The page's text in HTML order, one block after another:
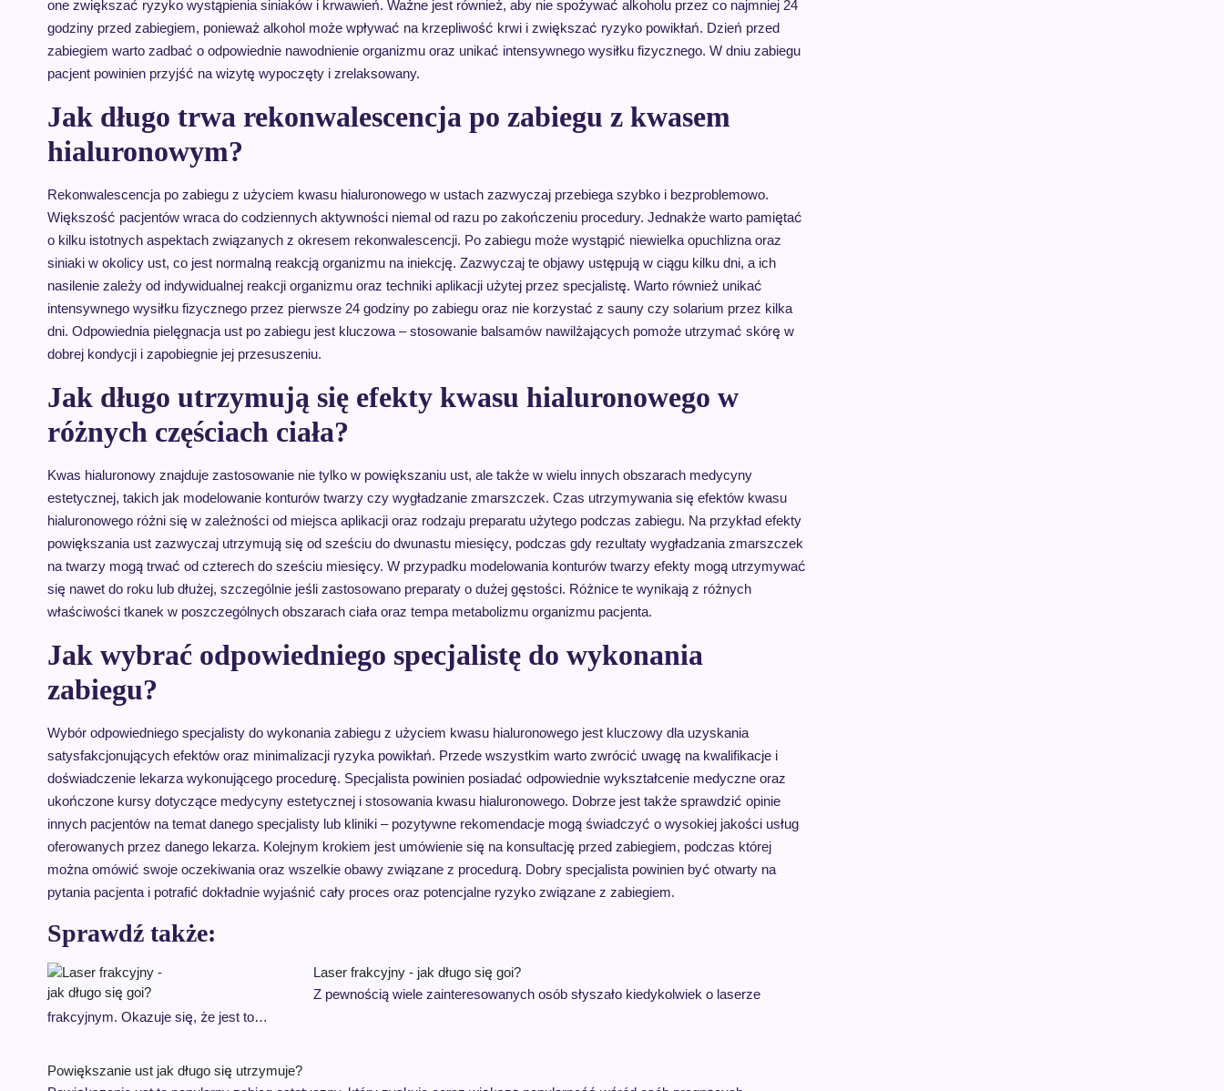
one zwiększać ryzyko wystąpienia siniaków i krwawień. Ważne jest również, aby nie spożywać alkoholu przez co najmniej 24
godziny przed zabiegiem, ponieważ alkohol może wpływać na krzepliwość krwi i zwiększać ryzyko powikłań. Dzień przed
zabiegiem warto zadbać o odpowiednie nawodnienie organizmu oraz unikać intensywnego wysiłku fizycznego. W dniu zabiegu
pacjent powinien przyjść na wizytę wypoczęty i zrelaksowany.
Jak długo trwa rekonwalescencja po zabiegu z kwasem
hialuronowym?
Rekonwalescencja po zabiegu z użyciem kwasu hialuronowego w ustach zazwyczaj przebiega szybko i bezproblemowo.
Większość pacjentów wraca do codziennych aktywności niemal od razu po zakończeniu procedury. Jednakże warto pamiętać
o kilku istotnych aspektach związanych z okresem rekonwalescencji. Po zabiegu może wystąpić niewielka opuchlizna oraz
siniaki w okolicy ust, co jest normalną reakcją organizmu na iniekcję. Zazwyczaj te objawy ustępują w ciągu kilku dni, a ich
nasilenie zależy od indywidualnej reakcji organizmu oraz techniki aplikacji użytej przez specjalistę. Warto również unikać
intensywnego wysiłku fizycznego przez pierwsze 24 godziny po zabiegu oraz nie korzystać z sauny czy solarium przez kilka
dni. Odpowiednia pielęgnacja ust po zabiegu jest kluczowa – stosowanie balsamów nawilżających pomoże utrzymać skórę w
dobrej kondycji i zapobiegnie jej przesuszeniu.
Jak długo utrzymują się efekty kwasu hialuronowego w
różnych częściach ciała?
Kwas hialuronowy znajduje zastosowanie nie tylko w powiększaniu ust, ale także w wielu innych obszarach medycyny
estetycznej, takich jak modelowanie konturów twarzy czy wygładzanie zmarszczek. Czas utrzymywania się efektów kwasu
hialuronowego różni się w zależności od miejsca aplikacji oraz rodzaju preparatu użytego podczas zabiegu. Na przykład efekty
powiększania ust zazwyczaj utrzymują się od sześciu do dwunastu miesięcy, podczas gdy rezultaty wygładzania zmarszczek
na twarzy mogą trwać od czterech do sześciu miesięcy. W przypadku modelowania konturów twarzy efekty mogą utrzymywać
się nawet do roku lub dłużej, szczególnie jeśli zastosowano preparaty o dużej gęstości. Różnice te wynikają z różnych
właściwości tkanek w poszczególnych obszarach ciała oraz tempa metabolizmu organizmu pacjenta.
Jak wybrać odpowiedniego specjalistę do wykonania
zabiegu?
Wybór odpowiedniego specjalisty do wykonania zabiegu z użyciem kwasu hialuronowego jest kluczowy dla uzyskania
satysfakcjonujących efektów oraz minimalizacji ryzyka powikłań. Przede wszystkim warto zwrócić uwagę na kwalifikacje i
doświadczenie lekarza wykonującego procedurę. Specjalista powinien posiadać odpowiednie wykształcenie medyczne oraz
ukończone kursy dotyczące medycyny estetycznej i stosowania kwasu hialuronowego. Dobrze jest także sprawdzić opinie
innych pacjentów na temat danego specjalisty lub kliniki – pozytywne rekomendacje mogą świadczyć o wysokiej jakości usług
oferowanych przez danego lekarza. Kolejnym krokiem jest umówienie się na konsultację przed zabiegiem, podczas której
można omówić swoje oczekiwania oraz wszelkie obawy związane z procedurą. Dobry specjalista powinien być otwarty na
pytania pacjenta i potrafić dokładnie wyjaśnić cały proces oraz potencjalne ryzyko związane z zabiegiem.
Sprawdź także:
Laser frakcyjny - jak długo się goi?
Z pewnością wiele zainteresowanych osób słyszało kiedykolwiek o laserze
frakcyjnym. Okazuje się, że jest to…
Powiększanie ust jak długo się utrzymuje?